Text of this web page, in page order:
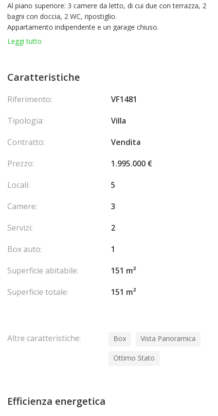
Al piano superiore: 3 camere da letto, di cui due con terrazza, 2
bagni con doccia, 2 WC, ripostiglio.
Appartamento indipendente e un garage chiuso.
Zona ricercata: Vicino al centro città, alle spiagge e ai negozi.
Aeroporto di Nizza 25 minuti - Monaco 20 minuti
En collaboration avec : VALERI AGENCY BY JM BAREÏ
Leggi tutto
Caratteristiche
Riferimento:
VF1481
Tipologia:
Villa
Contratto:
Vendita
Prezzo:
1.995.000 €
Locali:
5
Camere:
3
Servizi:
2
Box auto:
1
Superficie abitabile:
151 m²
Superficie totale:
151 m²
Altre caratteristiche: Box Vista Panoramica
Ottimo Stato
Efficienza energetica